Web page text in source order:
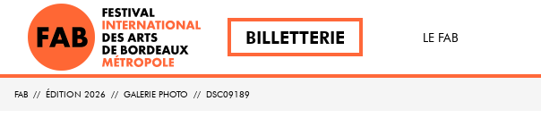
BILLETTERIE LE FAB
FAB // ÉDITION 2026 // GALERIE PHOTO // DSC09189